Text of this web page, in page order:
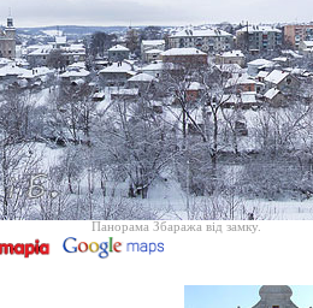
Панорама Збаража від замку.